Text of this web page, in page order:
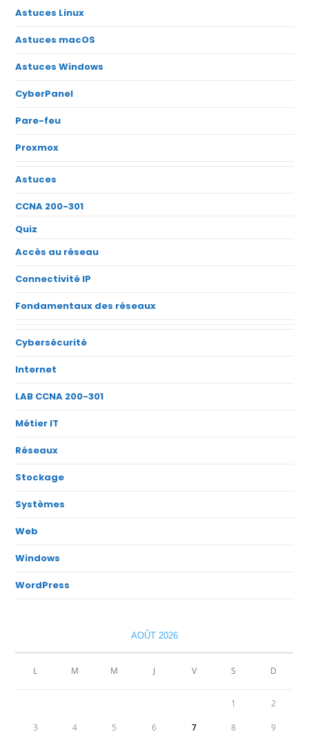
Astuces Linux
Astuces macOS
Astuces Windows
CyberPanel
Pare-feu
Proxmox
Astuces
CCNA 200-301
Quiz
Accès au réseau
Connectivité IP
Fondamentaux des réseaux
Cybersécurité
Internet
LAB CCNA 200-301
Métier IT
Réseaux
Stockage
Systèmes
Web
Windows
WordPress
AOÛT 2026
L M M J V S D
1 2
3 4 5 6 7 8 9